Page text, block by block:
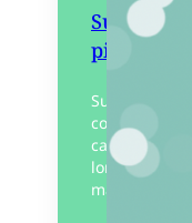
Suzanne
piscine
Suzanne
comprend
camarades
lorsque sa
magnifique